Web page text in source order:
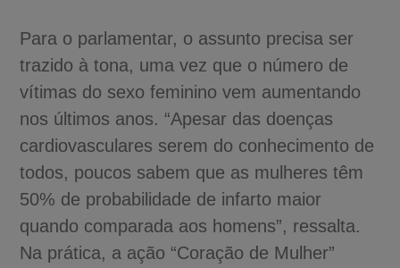
Para o parlamentar, o assunto precisa ser
trazido à tona, uma vez que o número de
vítimas do sexo feminino vem aumentando
nos últimos anos. “Apesar das doenças
cardiovasculares serem do conhecimento de
todos, poucos sabem que as mulheres têm
50% de probabilidade de infarto maior
quando comparada aos homens”, ressalta.
Na prática, a ação “Coração de Mulher”